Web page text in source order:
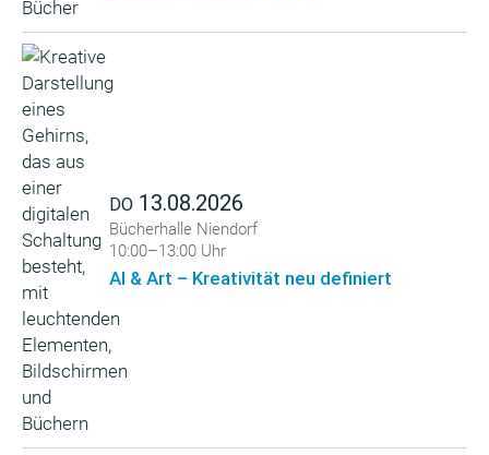
DO 13.08.2026
Bücherhalle Niendorf
10:00–13:00 Uhr
AI & Art – Kreativität neu definiert